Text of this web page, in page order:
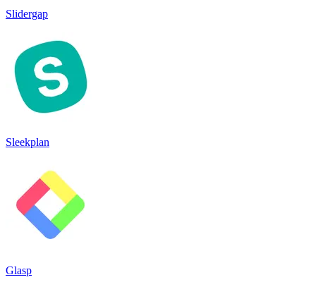
Slidergap
Sleekplan
Glasp